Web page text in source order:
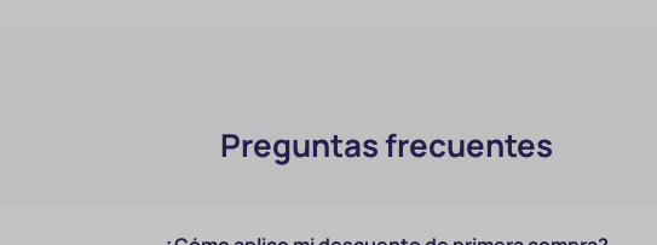
Preguntas frecuentes